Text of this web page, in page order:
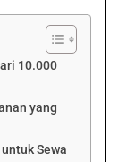
10.000
yang
Sewa